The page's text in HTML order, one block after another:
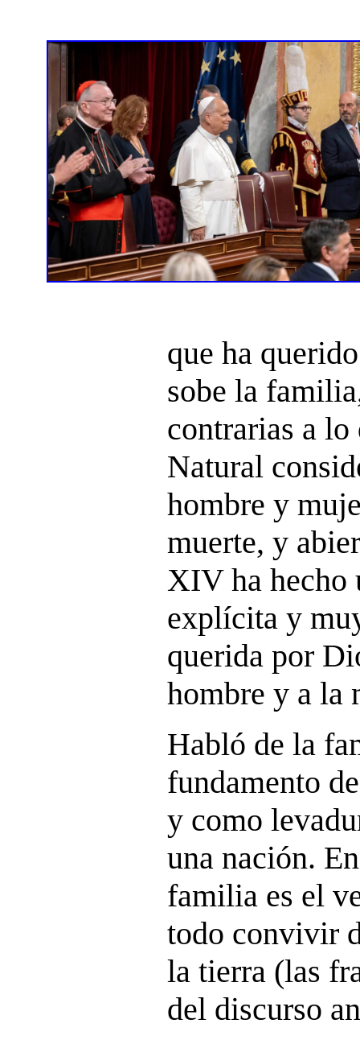
que ha
sobe la
contrarias a
Natural
hombre y
muerte, y
XIV ha hecho
explícita y
querida por
hombre y a la
Habló de la
fundamento
y como
una nación.
familia es el
todo convivir
la tierra (las
del discurso